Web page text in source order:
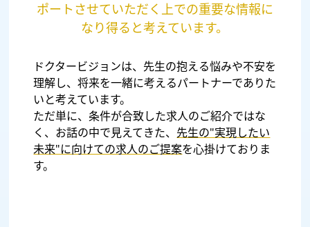
ポートさせていただく上での重要な情報に
なり得ると考えています。
ドクタービジョンは、先生の抱える悩みや不安を
理解し、将来を一緒に考えるパートナーでありた
いと考えています。
ただ単に、条件が合致した求人のご紹介ではな
く、お話の中で見えてきた、 先生の"実現したい
未来"に向けての求人のご提案を心掛けておりま
す。